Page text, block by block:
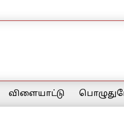
விளையாட்டு